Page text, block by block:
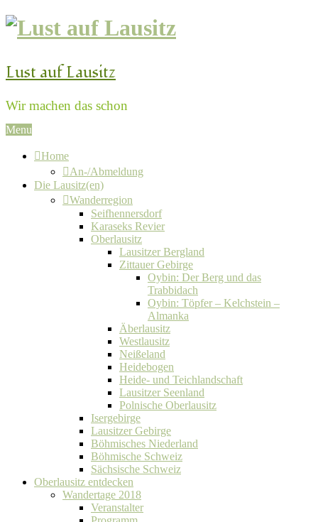
Lust auf Lausitz
Wir machen das schon
Menu
Home
An-/Abmeldung
Die Lausitz(en)
Wanderregion
Seifhennersdorf
Karaseks Revier
Oberlausitz
Lausitzer Bergland
Zittauer Gebirge
Oybin: Der Berg und das
Trabbidach
Oybin: Töpfer – Kelchstein –
Almanka
Äberlausitz
Westlausitz
Neißeland
Heidebogen
Heide- und Teichlandschaft
Lausitzer Seenland
Polnische Oberlausitz
Isergebirge
Lausitzer Gebirge
Böhmisches Niederland
Böhmische Schweiz
Sächsische Schweiz
Oberlausitz entdecken
Wandertage 2018
Veranstalter